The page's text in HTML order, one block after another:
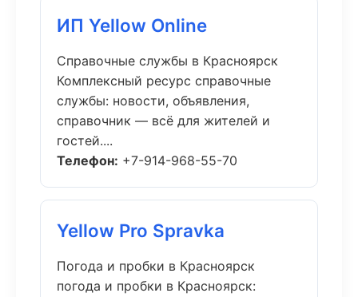
ИП Yellow Online
Справочные службы в Красноярск
Комплексный ресурс справочные
службы: новости, объявления,
справочник — всё для жителей и
гостей....
Телефон: +7-914-968-55-70
Yellow Pro Spravka
Погода и пробки в Красноярск
погода и пробки в Красноярск: